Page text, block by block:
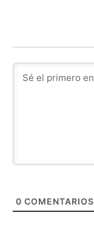
0 COMENTARIOS